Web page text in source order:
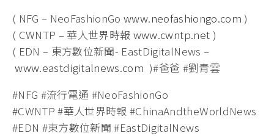
( NFG – NeoFashionGowww.neofashiongo.com )
( CWNTP – 華人世界時報 www.cwntp.net )
( EDN – 東方數位新聞- EastDigitalNews –
www.eastdigitalnews.com )#爸爸 #劉青雲
#NFG #流行電通 #NeoFashionGo
#CWNTP #華人世界時報 #ChinaAndtheWorldNews
#EDN #東方數位新聞 #EastDigitalNews